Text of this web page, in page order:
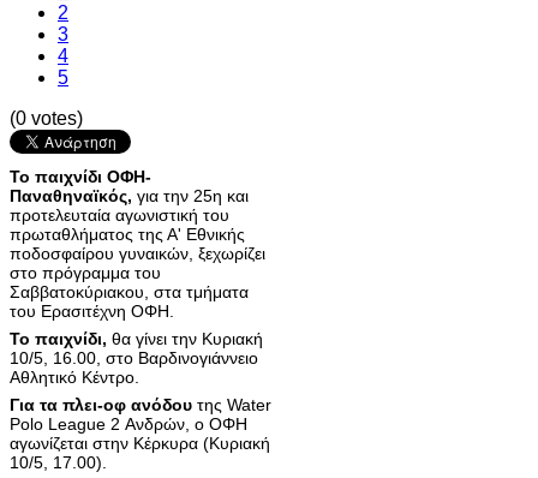
2
3
4
5
(0 votes)
Το παιχνίδι ΟΦΗ-
Παναθηναϊκός, για την 25η και
προτελευταία αγωνιστική του
πρωταθλήματος της Α' Εθνικής
ποδοσφαίρου γυναικών, ξεχωρίζει
στο πρόγραμμα του
Σαββατοκύριακου, στα τμήματα
του Ερασιτέχνη ΟΦΗ.
Το παιχνίδι, θα γίνει την Κυριακή
10/5, 16.00, στο Βαρδινογιάννειο
Αθλητικό Κέντρο.
Για τα πλει-οφ ανόδου της Water
Polo League 2 Ανδρών, ο ΟΦΗ
αγωνίζεται στην Κέρκυρα (Κυριακή
10/5, 17.00).